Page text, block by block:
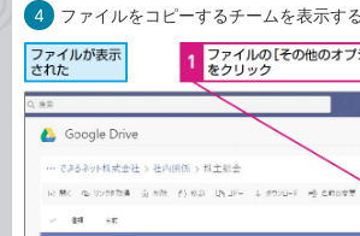
4 ファイルをコピーするチームを表示する